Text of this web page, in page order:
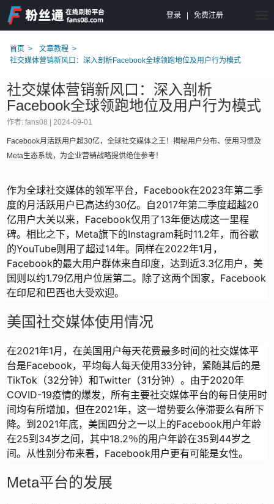
登录 免费注册
首页
文章教程
社交媒体营销新风口：深入剖析Facebook全球领跑地位及用户行为模式
社交媒体营销新风口：深入剖析
Facebook全球领跑地位及用户行为模式
作者: fans08 | 2024-09-01
Facebook月活跃用户超30亿，全球社交媒体之王！揭秘用户分布、使用习惯及
Meta生态系统，为企业营销战略提供绝佳参考！
作为全球社交媒体的领军平台，Facebook在2023年第二季
度的月活跃用户已高达约30亿。自2017年第二季度超越20
亿用户大关以来，Facebook仅用了13年便达成这一里程
碑。相比之下，Meta旗下的Instagram耗时11.2年，而谷歌
的YouTube则用了超过14年。同样在2022年1月，
Facebook的最大用户群体来自印度，达到近3.3亿用户，美
国则以约1.79亿用户位居第二。除了这两个国家，Facebook
在印尼和巴西也大受欢迎。
美国社交媒体使用情况
在2021年1月，在美国用户每天花费最多时间的社交媒体平
台是Facebook，平均每人每天使用33分钟，紧随其后的是
TikTok（32分钟）和Twitter（31分钟）。由于2020年
COVID-19疫情的爆发，所有主要社交媒体平台的每日使用时
间均有所增加，但在2021年，这一增势要么停滞要么有所下
降。到2021年底，美国四分之一以上的Facebook用户年龄
在25到34岁之间，其中18.2％的用户年龄在35到44岁之
间。从性别分布来看，Facebook用户更有可能是女性。
Meta平台的发展